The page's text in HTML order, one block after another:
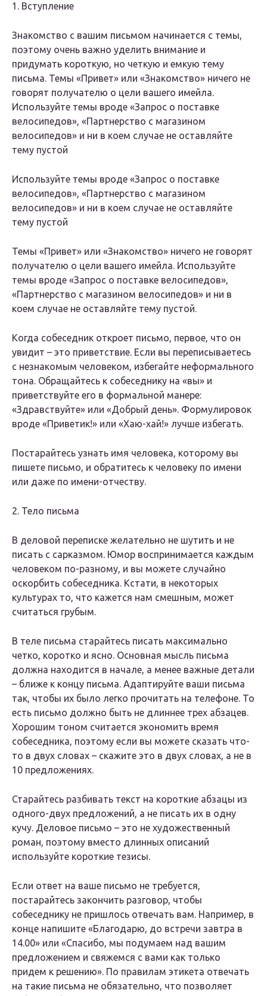
1. Вступление
Знакомство с вашим письмом начинается с темы,
поэтому очень важно уделить внимание и
придумать короткую, но четкую и емкую тему
письма. Темы «Привет» или «Знакомство» ничего не
говорят получателю о цели вашего имейла.
Используйте темы вроде «Запрос о поставке
велосипедов», «Партнерство с магазином
велосипедов» и ни в коем случае не оставляйте
тему пустой
Используйте темы вроде «Запрос о поставке
велосипедов», «Партнерство с магазином
велосипедов» и ни в коем случае не оставляйте
тему пустой
Темы «Привет» или «Знакомство» ничего не говорят
получателю о цели вашего имейла. Используйте
темы вроде «Запрос о поставке велосипедов»,
«Партнерство с магазином велосипедов» и ни в
коем случае не оставляйте тему пустой.
Когда собеседник откроет письмо, первое, что он
увидит – это приветствие. Если вы переписываетесь
с незнакомым человеком, избегайте неформального
тона. Обращайтесь к собеседнику на «вы» и
приветствуйте его в формальной манере:
«Здравствуйте» или «Добрый день». Формулировок
вроде «Приветик!» или «Хаю-хай!» лучше избегать.
Постарайтесь узнать имя человека, которому вы
пишете письмо, и обратитесь к человеку по имени
или даже по имени-отчеству.
2. Тело письма
В деловой переписке желательно не шутить и не
писать с сарказмом. Юмор воспринимается каждым
человеком по-разному, и вы можете случайно
оскорбить собеседника. Кстати, в некоторых
культурах то, что кажется нам смешным, может
считаться грубым.
В теле письма старайтесь писать максимально
четко, коротко и ясно. Основная мысль письма
должна находится в начале, а менее важные детали
– ближе к концу письма. Адаптируйте ваши письма
так, чтобы их было легко прочитать на телефоне. То
есть письмо должно быть не длиннее трех абзацев.
Хорошим тоном считается экономить время
собеседника, поэтому если вы можете сказать что-
то в двух словах – скажите это в двух словах, а не в
10 предложениях.
Старайтесь разбивать текст на короткие абзацы из
одного-двух предложений, а не писать их в одну
кучу. Деловое письмо – это не художественный
роман, поэтому вместо длинных описаний
используйте короткие тезисы.
Если ответ на ваше письмо не требуется,
постарайтесь закончить разговор, чтобы
собеседнику не пришлось отвечать вам. Например, в
конце напишите «Благодарю, до встречи завтра в
14.00» или «Спасибо, мы подумаем над вашим
предложением и свяжемся с вами как только
придем к решению». По правилам этикета отвечать
на такие письма не обязательно, что позволяет